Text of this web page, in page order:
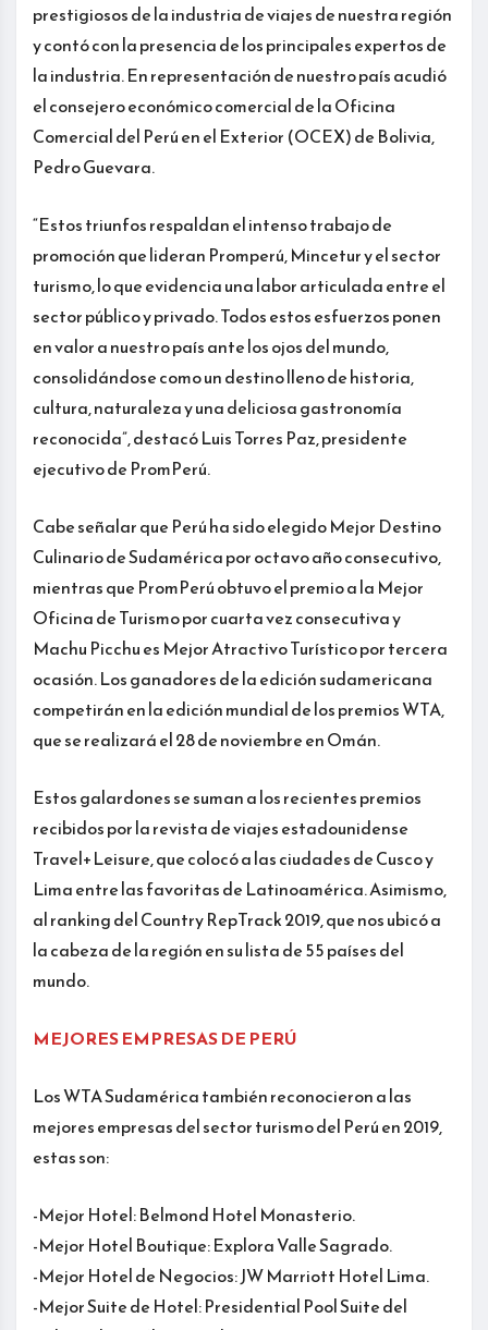
prestigiosos de la industria de viajes de nuestra región
y contó con la presencia de los principales expertos de
la industria. En representación de nuestro país acudió
el consejero económico comercial de la Oficina
Comercial del Perú en el Exterior (OCEX) de Bolivia,
Pedro Guevara.
“Estos triunfos respaldan el intenso trabajo de
promoción que lideran Promperú, Mincetur y el sector
turismo, lo que evidencia una labor articulada entre el
sector público y privado. Todos estos esfuerzos ponen
en valor a nuestro país ante los ojos del mundo,
consolidándose como un destino lleno de historia,
cultura, naturaleza y una deliciosa gastronomía
reconocida”, destacó Luis Torres Paz, presidente
ejecutivo de PromPerú.
Cabe señalar que Perú ha sido elegido Mejor Destino
Culinario de Sudamérica por octavo año consecutivo,
mientras que PromPerú obtuvo el premio a la Mejor
Oficina de Turismo por cuarta vez consecutiva y
Machu Picchu es Mejor Atractivo Turístico por tercera
ocasión. Los ganadores de la edición sudamericana
competirán en la edición mundial de los premios WTA,
que se realizará el 28 de noviembre en Omán.
Estos galardones se suman a los recientes premios
recibidos por la revista de viajes estadounidense
Travel+Leisure, que colocó a las ciudades de Cusco y
Lima entre las favoritas de Latinoamérica. Asimismo,
al ranking del Country RepTrack 2019, que nos ubicó a
la cabeza de la región en su lista de 55 países del
mundo.
MEJORES EMPRESAS DE PERÚ
Los WTA Sudamérica también reconocieron a las
mejores empresas del sector turismo del Perú en 2019,
estas son:
-Mejor Hotel: Belmond Hotel Monasterio.
-Mejor Hotel Boutique: Explora Valle Sagrado.
-Mejor Hotel de Negocios: JW Marriott Hotel Lima.
-Mejor Suite de Hotel: Presidential Pool Suite del